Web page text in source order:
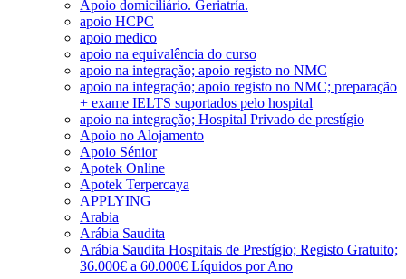
Apoio domiciliário. Geriatría.
apoio HCPC
apoio medico
apoio na equivalência do curso
apoio na integração; apoio registo no NMC
apoio na integração; apoio registo no NMC; preparação
+ exame IELTS suportados pelo hospital
apoio na integração; Hospital Privado de prestígio
Apoio no Alojamento
Apoio Sénior
Apotek Online
Apotek Terpercaya
APPLYING
Arabia
Arábia Saudita
Arábia Saudita Hospitais de Prestígio; Registo Gratuito;
36.000€ a 60.000€ Líquidos por Ano